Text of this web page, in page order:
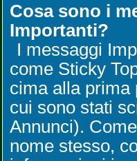
Cosa sono i
Importanti?
I messaggi
come Sticky
cima alla prima
cui sono stati
Annunci).
nome stesso,